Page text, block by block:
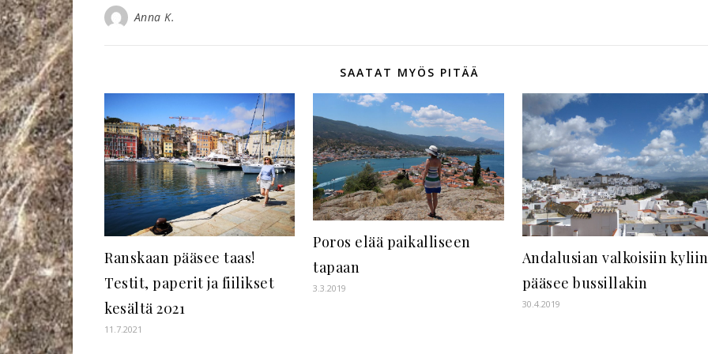
Anna K.
SAATAT MYÖS PITÄÄ
Ranskaan pääsee taas!
Testit, paperit ja fiilikset
kesältä 2021
11.7.2021
Poros elää paikalliseen
tapaan
3.3.2019
Andalusian valkoisiin kyliin
pääsee bussillakin
30.4.2019